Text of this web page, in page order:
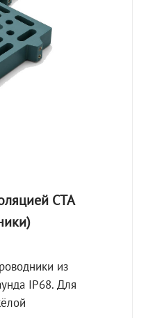
СТА
из
IP68. Для